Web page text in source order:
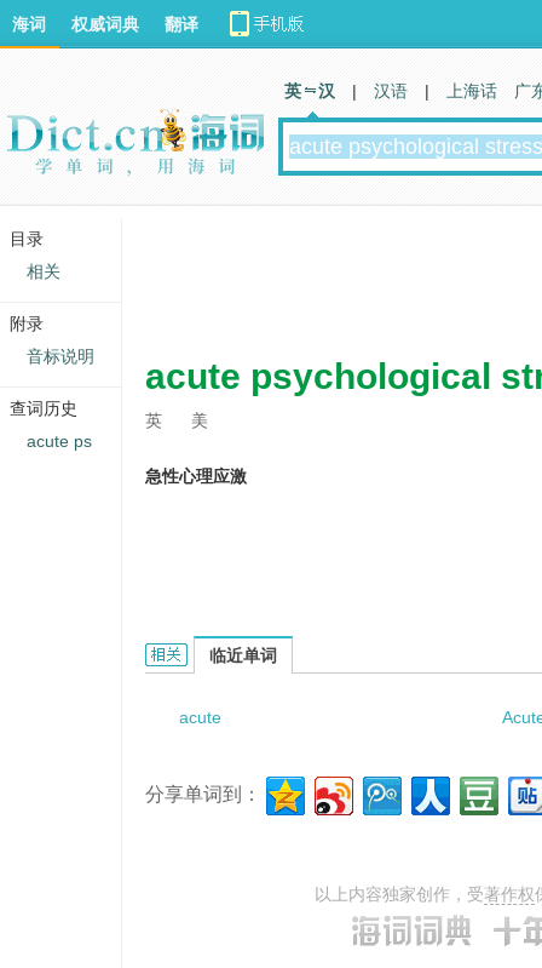
acute psychological
英 美
急性心理应激
Acute psychological stress的相关资料：
临近单词
acute
分享单词到：
以上内容独家创作，受著作权
海词 权威词典 翻译
英 汉 | 汉语 | 上海话 广
目录
相关
附录
音标说明
查词历史
acute ps